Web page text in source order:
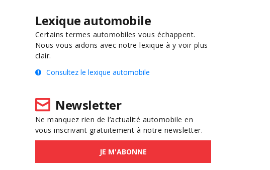
Lexique automobile
Certains termes automobiles vous échappent.
Nous vous aidons avec notre lexique à y voir plus
clair.
Consultez le lexique automobile
Newsletter
Ne manquez rien de l’actualité automobile en
vous inscrivant gratuitement à notre newsletter.
JE M'ABONNE